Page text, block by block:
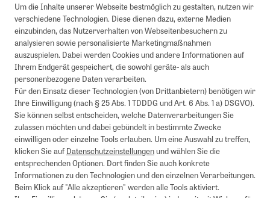
Um die Inhalte unserer Webseite bestmöglich zu gestalten, nutzen wir
verschiedene Technologien. Diese dienen dazu, externe Medien
einzubinden, das Nutzerverhalten von Webseitenbesuchern zu
analysieren sowie personalisierte Marketingmaßnahmen
auszuspielen. Dabei werden Cookies und andere Informationen auf
Ihrem Endgerät gespeichert, die sowohl geräte- als auch
personenbezogene Daten verarbeiten.
Für den Einsatz dieser Technologien (von Drittanbietern) benötigen wir
Ihre Einwilligung (nach § 25 Abs. 1 TDDDG und Art. 6 Abs. 1 a) DSGVO).
Sie können selbst entscheiden, welche Datenverarbeitungen Sie
zulassen möchten und dabei gebündelt in bestimmte Zwecke
einwilligen oder einzelne Tools erlauben. Um eine Auswahl zu treffen,
klicken Sie aufDatenschutzeinstellungenund wählen Sie die
entsprechenden Optionen. Dort finden Sie auch konkrete
Informationen zu den Technologien und den einzelnen Verarbeitungen.
Beim Klick auf "Alle akzeptieren" werden alle Tools aktiviert.